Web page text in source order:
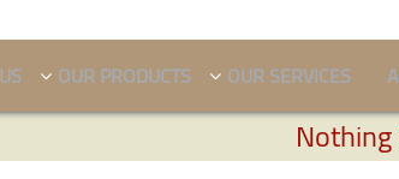
OUR PRODUCTS OUR SERVICES